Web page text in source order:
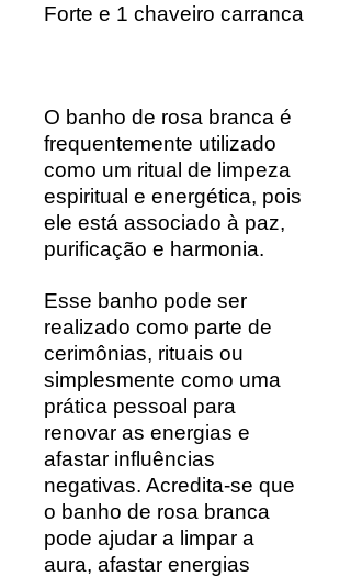
Forte e 1 chaveiro carranca
O banho de rosa branca é
frequentemente utilizado
como um ritual de limpeza
espiritual e energética, pois
ele está associado à paz,
purificação e harmonia.
Esse banho pode ser
realizado como parte de
cerimônias, rituais ou
simplesmente como uma
prática pessoal para
renovar as energias e
afastar influências
negativas. Acredita-se que
o banho de rosa branca
pode ajudar a limpar a
aura, afastar energias